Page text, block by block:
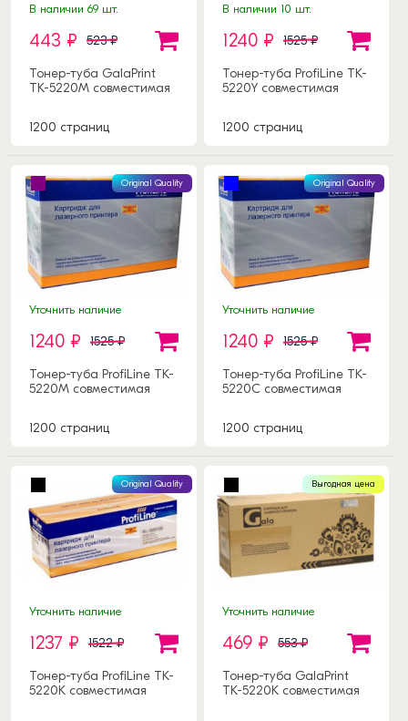
В наличии 69 шт.
443 ₽ 523 ₽
Тонер-туба GalaPrint
TK-5220M совместимая
1200 страниц
В наличии 10 шт.
1240 ₽ 1525 ₽
Тонер-туба ProfiLine TK-
5220Y совместимая
1200 страниц
Original Quality
Уточнить наличие
1240 ₽ 1525 ₽
Тонер-туба ProfiLine TK-
5220M совместимая
1200 страниц
Original Quality
Уточнить наличие
1240 ₽ 1525 ₽
Тонер-туба ProfiLine TK-
5220C совместимая
1200 страниц
Original Quality
Уточнить наличие
1237 ₽ 1522 ₽
Тонер-туба ProfiLine TK-
5220K совместимая
Выгодная цена
Уточнить наличие
469 ₽ 553 ₽
Тонер-туба GalaPrint
TK-5220K совместимая